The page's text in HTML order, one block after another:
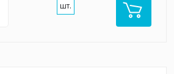
шт.